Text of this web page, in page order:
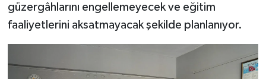
güzergâhlarını engellemeyecek ve eğitim
faaliyetlerini aksatmayacak şekilde planlanıyor.